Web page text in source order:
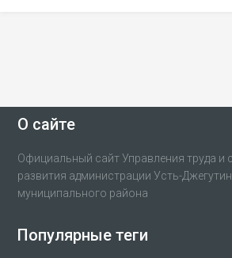
О сайте
Официальный сайт Управления труда и
развития администрации Усть-
муниципального района
Популярные теги